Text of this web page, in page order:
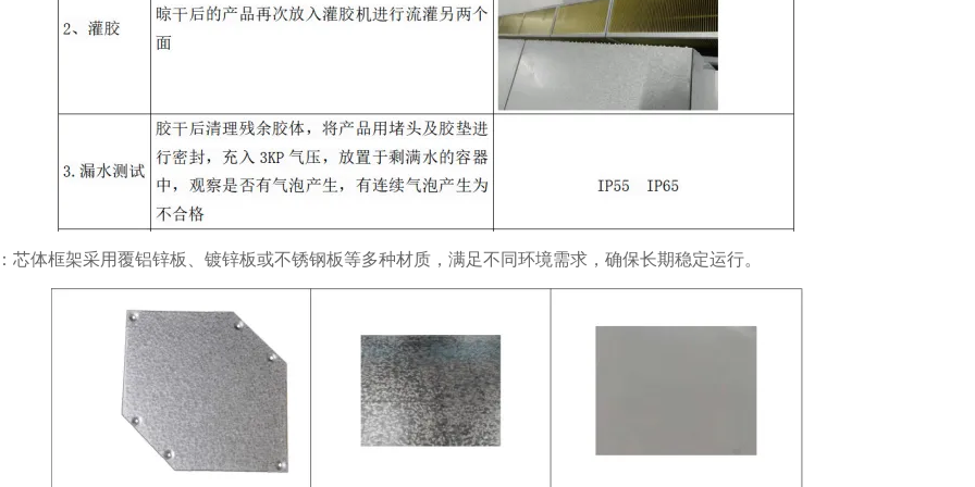
芯体框架采用覆铝锌板、镀锌板或不锈钢板等多种材质，满足不同环境需求，确保长期稳定运行。